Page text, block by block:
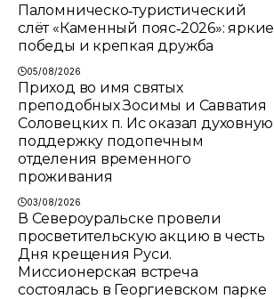
Паломническо‑туристический
слёт «Каменный пояс‑2026»: яркие
победы и крепкая дружба
05/08/2026
Приход во имя святых
преподобных Зосимы и Савватия
Соловецких п. Ис оказал духовную
поддержку подопечным
отделения временного
проживания
03/08/2026
В Североуральске провели
просветительскую акцию в честь
Дня крещения Руси.
Миссионерская встреча
состоялась в Георгиевском парке